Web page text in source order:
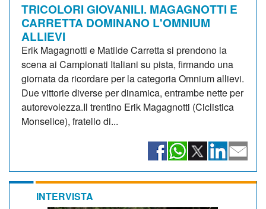
TRICOLORI GIOVANILI. MAGAGNOTTI E
CARRETTA DOMINANO L'OMNIUM
ALLIEVI
Erik Magagnotti e Matilde Carretta si prendono la
scena ai Campionati Italiani su pista, firmando una
giornata da ricordare per la categoria Omnium allievi.
Due vittorie diverse per dinamica, entrambe nette per
autorevolezza.Il trentino Erik Magagnotti (Ciclistica
Monselice), fratello di...
INTERVISTA